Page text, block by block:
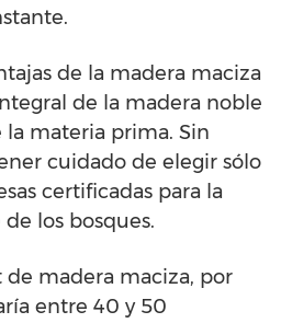
de la madera maciza
de la madera noble
materia prima. Sin
cuidado de elegir sólo
certificadas para la
los bosques.
madera maciza, por
entre 40 y 50